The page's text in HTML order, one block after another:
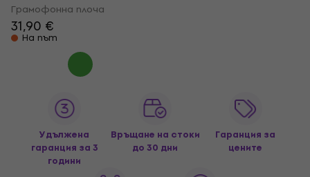
Грамофонна плоча
31,90 €
На път
Удължена
гаранция за 3
години
Връщане на стоки
до 30 дни
Гаранция за
цените